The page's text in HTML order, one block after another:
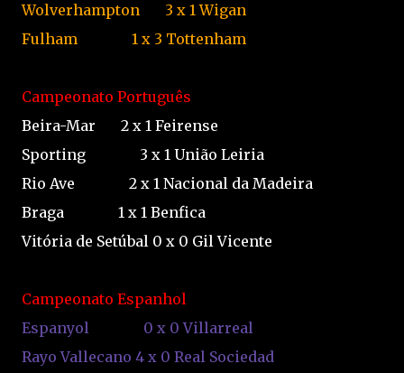
Wolverhampton
3 x 1 Wigan
Fulham
1 x 3 Tottenham
Campeonato Português
Beira-Mar
2 x 1 Feirense
Sporting
3 x 1 União Leiria
Rio Ave
2 x 1 Nacional da Madeira
Braga
1 x 1 Benfica
Vitória de Setúbal 0 x 0 Gil Vicente
Campeonato Espanhol
Espanyol
0 x 0 Villarreal
Rayo Vallecano 4 x 0 Real Sociedad